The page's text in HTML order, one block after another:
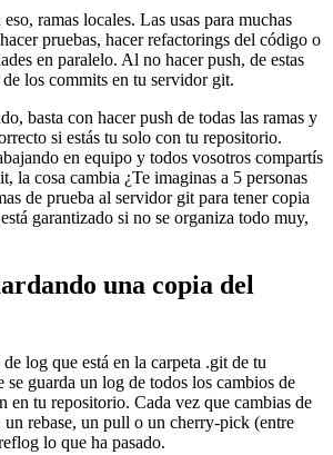
ramas locales. Las usas para muchas
pruebas, hacer refactorings del código o
en paralelo. Al no hacer push, de estas
los commits en tu servidor git.
basta con hacer push de todas las ramas y
si estás tu solo con tu repositorio.
en equipo y todos vosotros compartís
la cosa cambia ¿Te imaginas a 5 personas
de prueba al servidor git para tener copia
garantizado si no se organiza todo muy,
una copia del
log que está en la carpeta .git de tu
guarda un log de todos los cambios de
en tu repositorio. Cada vez que cambias de
un rebase, un pull o un cherry-pick (entre
lo que ha pasado.